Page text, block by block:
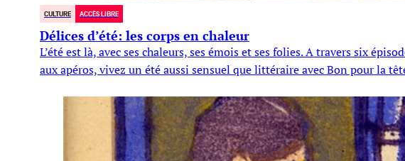
CULTURE ACCÈS LIBRE
Délices d’été: les corps en chaleur
L’été est là, avec ses chaleurs, ses émois et ses folies. A travers six
aux apéros, vivez un été aussi sensuel que littéraire avec Bon pour la